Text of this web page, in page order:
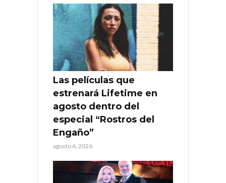
Las películas que
estrenará Lifetime en
agosto dentro del
especial “Rostros del
Engaño”
agosto 6, 2026